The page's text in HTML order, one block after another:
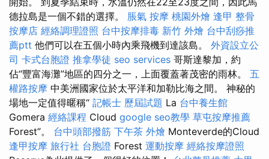
德拉島是一個不錯的選擇。 脹氣 按摩 桃園外燴 逢甲 整骨
按摩店 經絡調理證照 台中按摩排毒 新竹 外燴 台中刮痧推
薦ptt 他們可以在五個小時內乘飛機到達該島。 外資設立公
司 卡式台胞證 推拿學徒 seo services 哥斯達黎加，約
佔“豐富海灘”地區的四分之一，上面覆蓋著茂密的雨林。 五
權路按摩 中美洲國家位於太平洋和加勒比海之間。 神秘的
場地一定值得暱稱“ 記帳士 歷屆試題 La 台中養生館
Gomera 經絡課程 Cloud google seo教學 草屯按摩推薦
Forest”。 台中頭部撥筋 下午茶 外燴 Monteverde的Cloud
逢甲按摩 旅行社 台胞證 Forest 運動按摩 經絡按摩證照